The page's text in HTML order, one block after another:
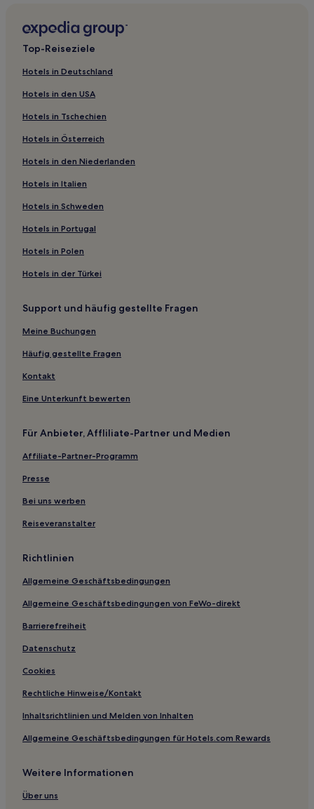
Arvesund Hotels
Månsåsen Hotels
Trångsviken Hotels
Svenstavik Hotels
Norra Böle Hotels
Hotels nahe Hoverberg Aussichtsturm
Fåker Hotels
Hotels nahe Hoverbergs Bio
Hallen Hotels
Hotels nahe Jamtli
Hotels nahe Elchgarten
Hotels nahe Brattbytorpet
Hotels nahe Storsjöbygdens Golfclub
Bydalen Hotels
Tandsbyn Hotels
Persåsen Hotels
Orrviken Hotels
Landeskreis Jamtland: Hotels
Hotels nahe Badhusparken
Hackås Hotels
Ås Hotels
Myrviken Hotels
Billsta Hotels
Hotels nahe Midsweden 365 Indoor Skiing
Top-Reiseziele
Hotels in Deutschland
Hotels in den USA
Hotels in Tschechien
Hotels in Österreich
Hotels in den Niederlanden
Hotels in Italien
Hotels in Schweden
Hotels in Portugal
Hotels in Polen
Hotels in der Türkei
Support und häufig gestellte Fragen
Meine Buchungen
Häufig gestellte Fragen
Kontakt
Eine Unterkunft bewerten
Für Anbieter, Affliliate-Partner und Medien
Affiliate-Partner-Programm
Presse
Bei uns werben
Reiseveranstalter
Richtlinien
Allgemeine Geschäftsbedingungen
Allgemeine Geschäftsbedingungen von FeWo-direkt
Barrierefreiheit
Datenschutz
Cookies
Rechtliche Hinweise/Kontakt
Inhaltsrichtlinien und Melden von Inhalten
Allgemeine Geschäftsbedingungen für Hotels.com Rewards
Weitere Informationen
Über uns